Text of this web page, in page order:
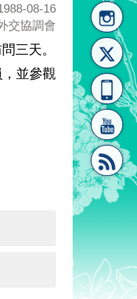
08-16
交協調會
三天。
並參觀